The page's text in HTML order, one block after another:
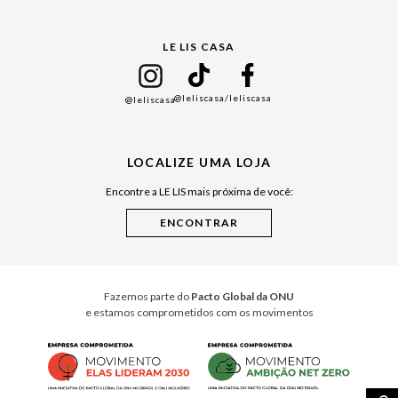
Cuidados Casa
LE LIS CASA
@leliscasa@leliscasa/leliscasa
LOCALIZE UMA LOJA
Encontre a LE LIS mais próxima de você:
Fazemos parte do Pacto Global da ONU
e estamos comprometidos com os movimentos